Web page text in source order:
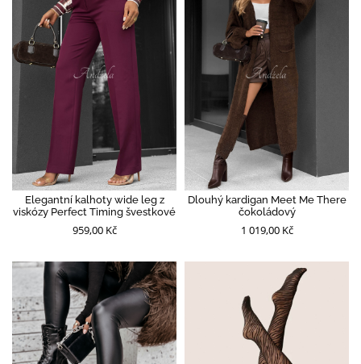
Elegantní kalhoty wide leg z
viskózy Perfect Timing švestkové
959,00 Kč
Dlouhý kardigan Meet Me There
čokoládový
1 019,00 Kč